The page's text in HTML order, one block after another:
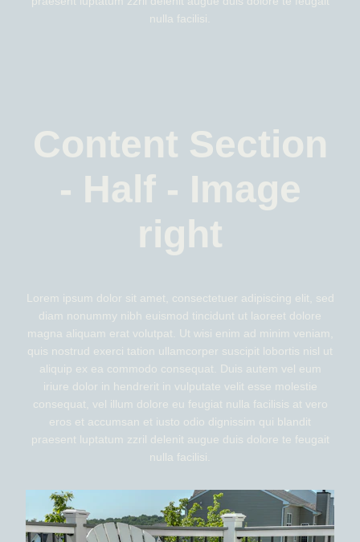
nulla facilisi.
Content Section
- Half - Image
right
Lorem ipsum dolor sit amet, consectetuer adipiscing elit, sed
diam nonummy nibh euismod tincidunt ut laoreet dolore
magna aliquam erat volutpat. Ut wisi enim ad minim veniam,
quis nostrud exerci tation ullamcorper suscipit lobortis nisl ut
aliquip ex ea commodo consequat. Duis autem vel eum
iriure dolor in hendrerit in vulputate velit esse molestie
consequat, vel illum dolore eu feugiat nulla facilisis at vero
eros et accumsan et iusto odio dignissim qui blandit
praesent luptatum zzril delenit augue duis dolore te feugait
nulla facilisi.